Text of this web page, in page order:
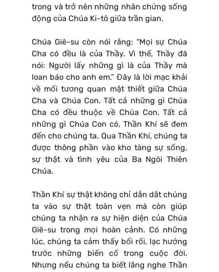
trong và trở nên những nhân chứng sống
động của Chúa Ki-tô giữa trần gian.
Chúa Giê-su còn nói rằng: “Mọi sự Chúa
Cha có đều là của Thầy. Vì thế, Thầy đã
nói: Người lấy những gì là của Thầy mà
loan báo cho anh em.” Đây là lời mạc khải
về mối tương quan mật thiết giữa Chúa
Cha và Chúa Con. Tất cả những gì Chúa
Cha có đều thuộc về Chúa Con. Tất cả
những gì Chúa Con có, Thần Khí sẽ đem
đến cho chúng ta. Qua Thần Khí, chúng ta
được thông phần vào kho tàng sự sống,
sự thật và tình yêu của Ba Ngôi Thiên
Chúa.
Thần Khí sự thật không chỉ dẫn dắt chúng
ta vào sự thật toàn vẹn mà còn giúp
chúng ta nhận ra sự hiện diện của Chúa
Giê-su trong mọi hoàn cảnh. Có những
lúc, chúng ta cảm thấy bối rối, lạc hướng
trước những biến cố trong cuộc đời.
Nhưng nếu chúng ta biết lắng nghe Thần